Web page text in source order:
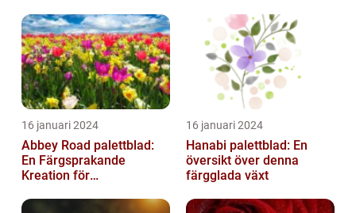
16 januari 2024
Abbey Road palettblad:
En Färgsprakande
Kreation för
16 januari 2024
Hanabi palettblad: En
översikt över denna
färgglada växt